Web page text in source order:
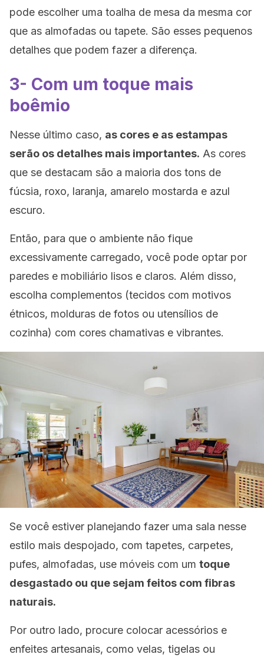
pode escolher uma toalha de mesa da mesma cor
que as almofadas ou tapete. São esses pequenos
detalhes que podem fazer a diferença.
3- Com um toque mais
boêmio
Nesse último caso, as cores e as estampas
serão os detalhes mais importantes. As cores
que se destacam são a maioria dos tons de
fúcsia, roxo, laranja, amarelo mostarda e azul
escuro.
Então, para que o ambiente não fique
excessivamente carregado, você pode optar por
paredes e mobiliário lisos e claros. Além disso,
escolha complementos (tecidos com motivos
étnicos, molduras de fotos ou utensílios de
cozinha) com cores chamativas e vibrantes.
Se você estiver planejando fazer uma sala nesse
estilo mais despojado, com tapetes, carpetes,
pufes, almofadas, use móveis com um toque
desgastado ou que sejam feitos com fibras
naturais.
Por outro lado, procure colocar acessórios e
enfeites artesanais, como velas, tigelas ou